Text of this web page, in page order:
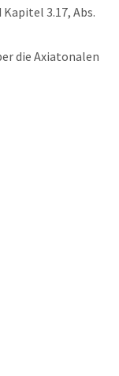
3.17, Abs.
die Axiatonalen